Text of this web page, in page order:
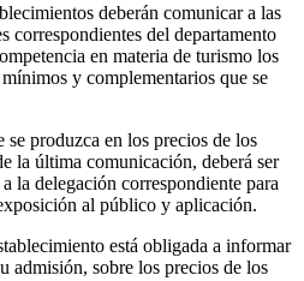
deberán comunicar a las
correspondientes del departamento
en materia de turismo los
y complementarios que se
produzca en los precios de los
la última comunicación, deberá ser
la delegación correspondiente para
al público y aplicación.
está obligada a informar
admisión, sobre los precios de los